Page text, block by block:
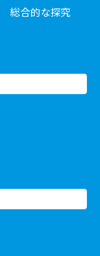
総合的な探究